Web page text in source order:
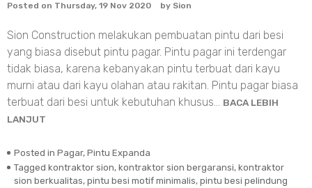
Posted on Thursday, 19 Nov 2020 by Sion
Sion Construction melakukan pembuatan pintu dari besi
yang biasa disebut pintu pagar. Pintu pagar ini terdengar
tidak biasa, karena kebanyakan pintu terbuat dari kayu
murni atau dari kayu olahan atau rakitan. Pintu pagar biasa
terbuat dari besi untuk kebutuhan khusus… BACA LEBIH
LANJUT
Posted in Pagar, Pintu Expanda
Tagged kontraktor sion, kontraktor sion bergaransi, kontraktor
sion berkualitas, pintu besi motif minimalis, pintu besi pelindung